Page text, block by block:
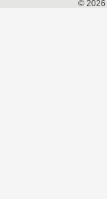
© 2026